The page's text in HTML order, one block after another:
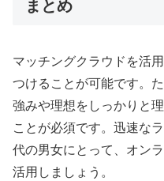
まとめ
マッチングクラウドを活
つけることが可能です。
強みや理想をしっかりと
ことが必須です。迅速な
代の男女にとって、オン
活用しましょう。